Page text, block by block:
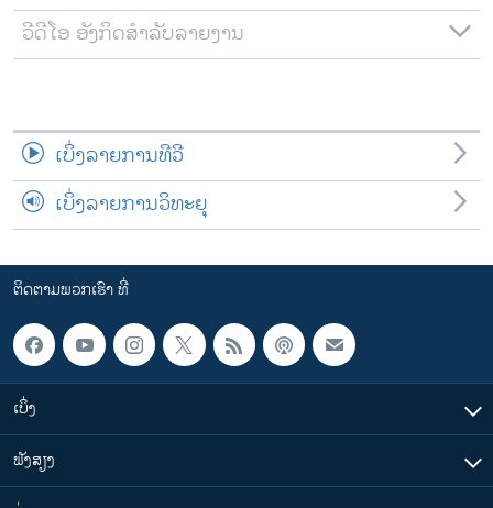
ວີດີໂອ ອັງກິດສຳລັບລາຍງານ
ເບິ່ງລາຍການທີວີ
ເບິ່ງລາຍການວິທະຍຸ
ຕິດຕາມພວກເຮົາ ທີ່
ເບິ່ງ
ຟັງສຽງ